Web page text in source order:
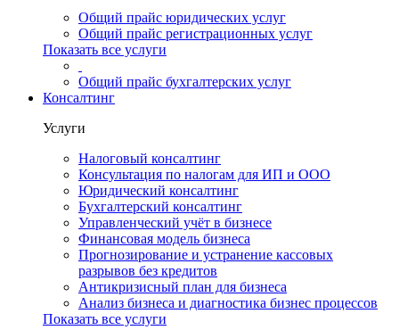
Общий прайс юридических услуг
Общий прайс регистрационных услуг
Показать все услуги
Общий прайс бухгалтерских услуг
Консалтинг
Услуги
Налоговый консалтинг
Консультация по налогам для ИП и ООО
Юридический консалтинг
Бухгалтерский консалтинг
Управленческий учёт в бизнесе
Финансовая модель бизнеса
Прогнозирование и устранение кассовых
разрывов без кредитов
Антикризисный план для бизнеса
Анализ бизнеса и диагностика бизнес процессов
Показать все услуги